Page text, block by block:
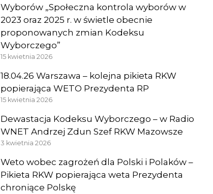
Wyborów „Społeczna kontrola wyborów w
2023 oraz 2025 r. w świetle obecnie
proponowanych zmian Kodeksu
Wyborczego”
15 kwietnia 2026
18.04.26 Warszawa – kolejna pikieta RKW
popierająca WETO Prezydenta RP
15 kwietnia 2026
Dewastacja Kodeksu Wyborczego – w Radio
WNET Andrzej Zdun Szef RKW Mazowsze
3 kwietnia 2026
Weto wobec zagrożeń dla Polski i Polaków –
Pikieta RKW popierająca weta Prezydenta
chroniące Polskę